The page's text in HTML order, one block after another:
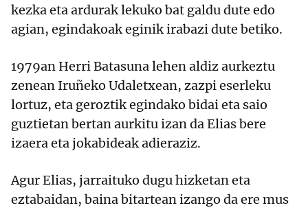
kezka eta ardurak lekuko bat galdu dute edo
agian, egindakoak eginik irabazi dute betiko.
1979an Herri Batasuna lehen aldiz aurkeztu
zenean Iruñeko Udaletxean, zazpi eserleku
lortuz, eta geroztik egindako bidai eta saio
guztietan bertan aurkitu izan da Elias bere
izaera eta jokabideak adieraziz.
Agur Elias, jarraituko dugu hizketan eta
eztabaidan, baina bitartean izango da ere mus